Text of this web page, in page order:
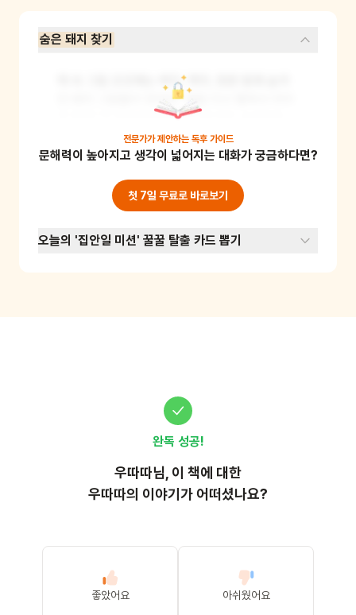
숨은 돼지 찾기
책 속 그림 곳곳에는 벽지, 액자, 창문 등에 숨겨
진 돼지 그림들이 있어요. 책을 다시 펼쳐서 아이
와 함께 "이 페이지에 돼지가 몇 마리 숨어있을
까?"를 맞혀보는 거에요. 다 찾은 후에는 직접 종
이에 물건 속에 돼지를 숨긴 그림을 그려보게 해
도 좋아요. 관찰력을 키우며 책의 재미를 한 번 더
느낄 수 있어요.
전문가가 제안하는 독후 가이드
문해력이 높아지고 생각이 넓어지는 대화가 궁금하다면?
첫 7일 무료로 바로보기
오늘의 '집안일 미션' 꿀꿀 탈출 카드 뽑기
완독 성공!
우따따님, 이 책에 대한
우따따의 이야기가 어떠셨나요?
좋았어요 아쉬웠어요